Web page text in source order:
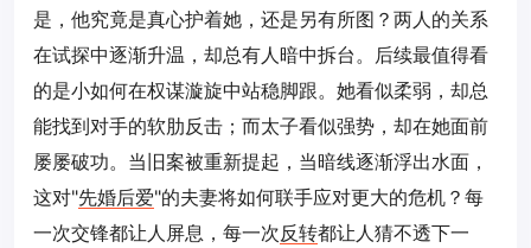
是，他究竟是真心护着她，还是另有所图？两人的关系
在试探中逐渐升温，却总有人暗中拆台。后续最值得看
的是小如何在权谋漩旋中站稳脚跟。她看似柔弱，却总
能找到对手的软肋反击；而太子看似强势，却在她面前
屡屡破功。当旧案被重新提起，当暗线逐渐浮出水面，
这对"先婚后爱"的夫妻将如何联手应对更大的危机？每
一次交锋都让人屏息，每一次反转都让人猜不透下一